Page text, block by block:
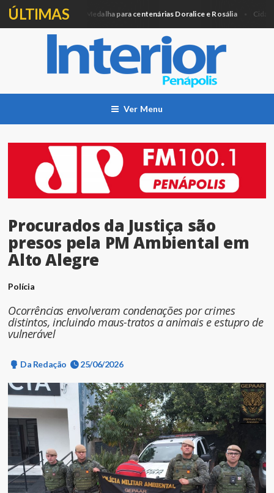
ÚLTIMAS
Câmara entregará Medalha para centenárias Doralice e Rosália Cidade
Ver Menu
Procurados da Justiça são
presos pela PM Ambiental em
Alto Alegre
Polícia
Ocorrências envolveram condenações por crimes
distintos, incluindo maus-tratos a animais e estupro de
vulnerável
Da Redação 25/06/2026